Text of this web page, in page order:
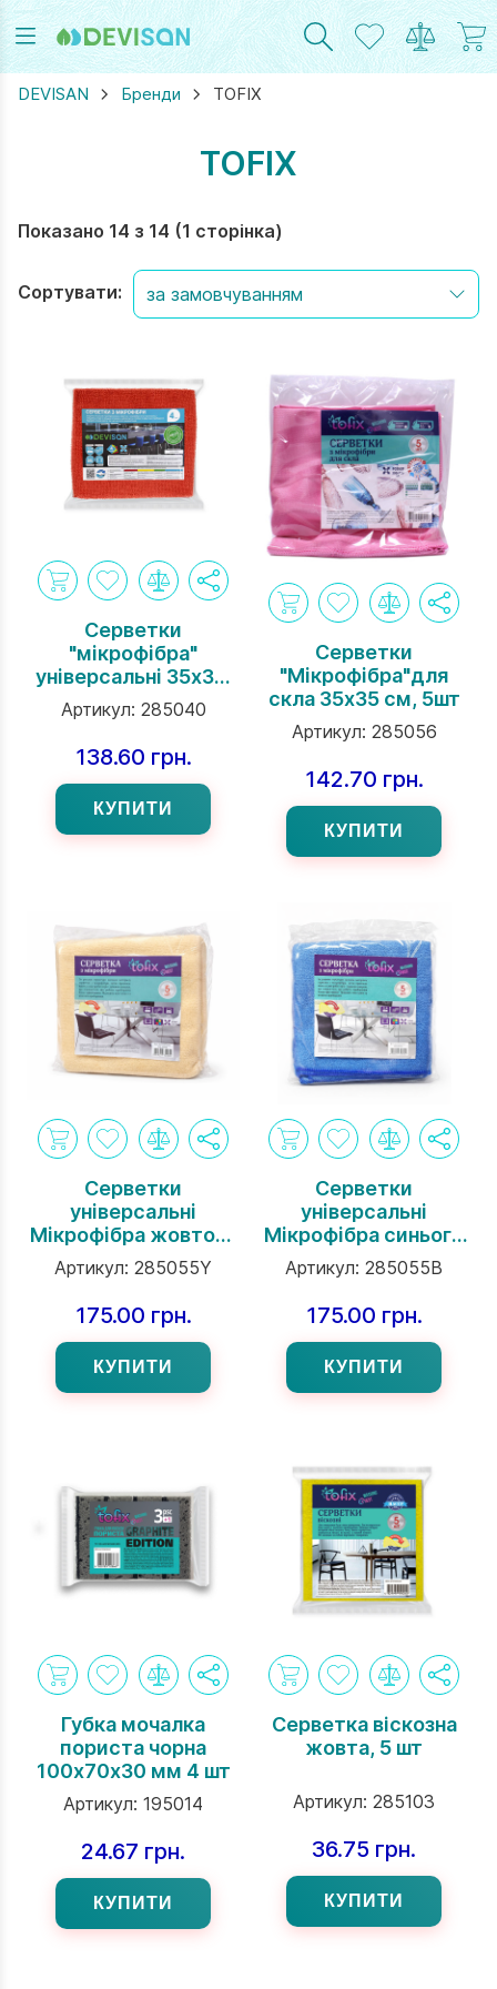
DEVISAN Бренди TOFIX
TOFIX
Показано 14 з 14 (1 сторінка)
Сортувати:
Серветки
"мікрофібра"
універсальні 35х35,
4 шт/уп
Артикул: 285040
138.60 грн.
КУПИТИ
Серветки
"Мікрофібра"для
скла 35х35 см, 5шт
Артикул: 285056
142.70 грн.
КУПИТИ
Серветки
універсальні
Мікрофібра жовтого
кольору розміром
350х350 мм, 5 шт
Артикул: 285055Y
175.00 грн.
КУПИТИ
Серветки
універсальні
Мікрофібра синього
кольору розмір
35х35 см, 5 шт/уп
Артикул: 285055B
175.00 грн.
КУПИТИ
Губка мочалка
пориста чорна
100х70х30 мм 4 шт
Артикул: 195014
24.67 грн.
КУПИТИ
Серветка вiскозна
жовта, 5 шт
Артикул: 285103
36.75 грн.
КУПИТИ